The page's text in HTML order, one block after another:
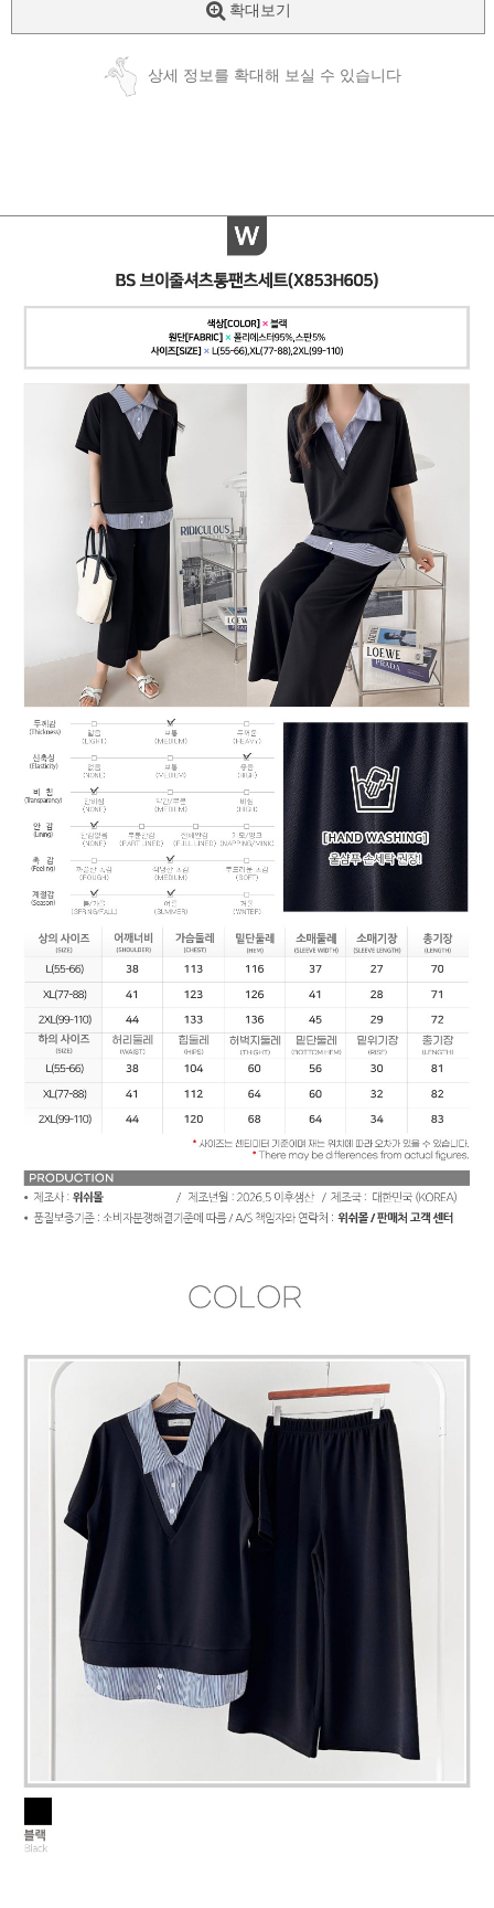
페이코 ID로
페이코 라이
PAYCO 바로
확대보기
상세 정보를 확대해 보실 수 있습니다